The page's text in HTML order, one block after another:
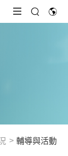
輔導與活動